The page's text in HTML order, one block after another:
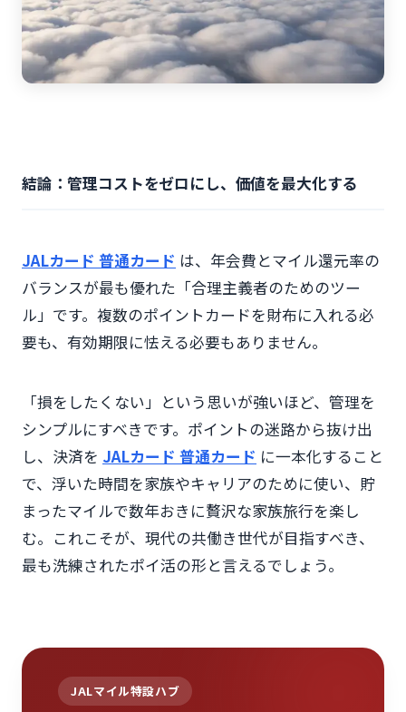
結論：管理コストをゼロにし、価値を最大化する
JALカード 普通カード は、年会費とマイル還元率の
バランスが最も優れた「合理主義者のためのツー
ル」です。複数のポイントカードを財布に入れる必
要も、有効期限に怯える必要もありません。
「損をしたくない」という思いが強いほど、管理を
シンプルにすべきです。ポイントの迷路から抜け出
し、決済を JALカード 普通カード に一本化すること
で、浮いた時間を家族やキャリアのために使い、貯
まったマイルで数年おきに贅沢な家族旅行を楽し
む。これこそが、現代の共働き世代が目指すべき、
最も洗練されたポイ活の形と言えるでしょう。
JALマイル特設ハブ